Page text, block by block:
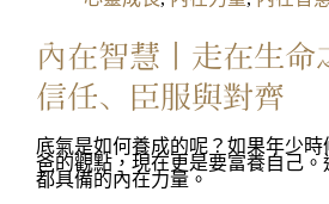
內在智慧丨走在生命
信任、臣服與對齊
底氣是如何養成的呢？如果年少時
爸的觀點，現在更是要富養自己。
都具備的內在力量。